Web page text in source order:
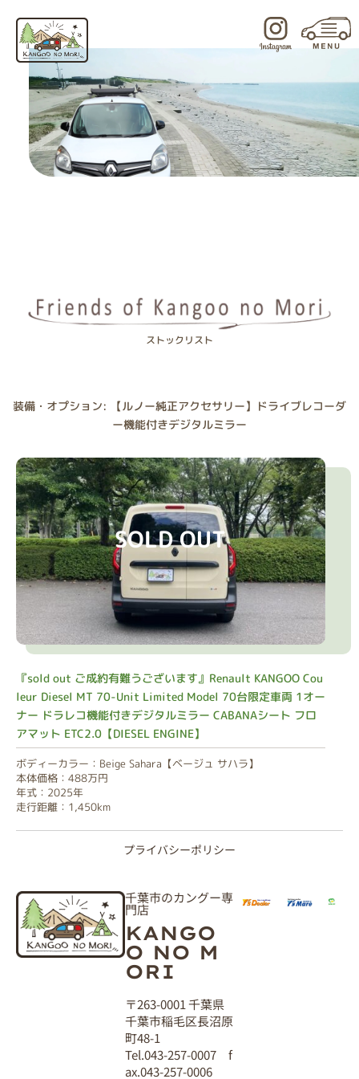
ストックリスト
装備・オプション: 【ルノー純正アクセサリー】ドライブレコーダ
ー機能付きデジタルミラー
SOLD OUT
『sold out ご成約有難うございます』Renault KANGOO Cou
leur Diesel MT 70-Unit Limited Model 70台限定車両 1オー
ナー ドラレコ機能付きデジタルミラー CABANAシート フロ
アマット ETC2.0【DIESEL ENGINE】
ボディーカラー：Beige Sahara【ベージュ サハラ】
本体価格：488万円
年式：2025年
走行距離：1,450km
プライバシーポリシー
千葉市のカングー専
門店
KANGO
O NO M
ORI
〒263-0001 千葉県
千葉市稲毛区長沼原
町48-1
Tel.043-257-0007 f
ax.043-257-0006